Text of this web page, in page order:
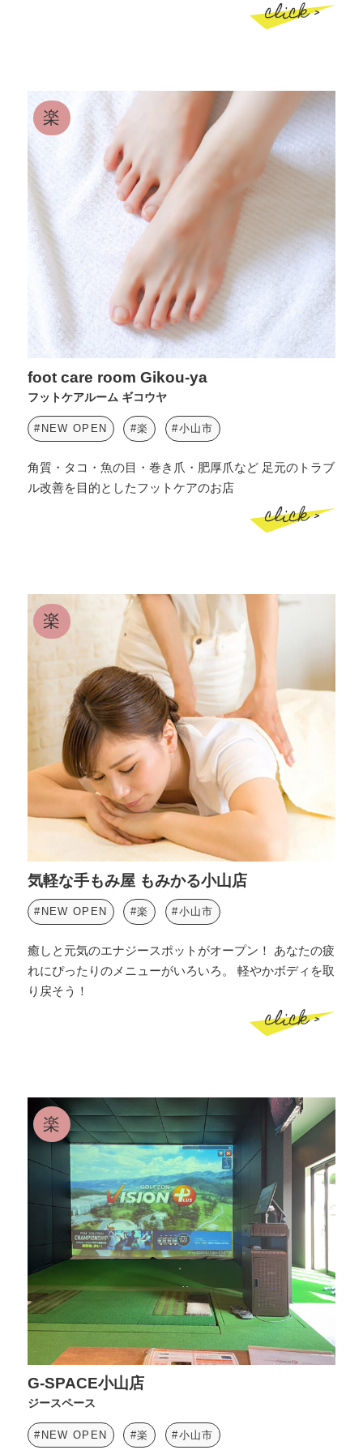
click >
楽
foot care room Gikou-ya
フットケアルーム ギコウヤ
#NEW OPEN #楽 #小山市
角質・タコ・魚の目・巻き爪・肥厚爪など 足元のトラブ
ル改善を目的としたフットケアのお店
click >
楽
気軽な手もみ屋 もみかる小山店
#NEW OPEN #楽 #小山市
癒しと元気のエナジースポットがオープン！ あなたの疲
れにぴったりのメニューがいろいろ。 軽やかボディを取
り戻そう！
click >
楽
G-SPACE小山店
ジースペース
#NEW OPEN #楽 #小山市